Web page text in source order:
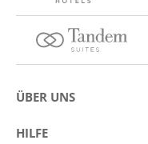
ÜBER UNS
Über Eurostars Hotel
HILFE